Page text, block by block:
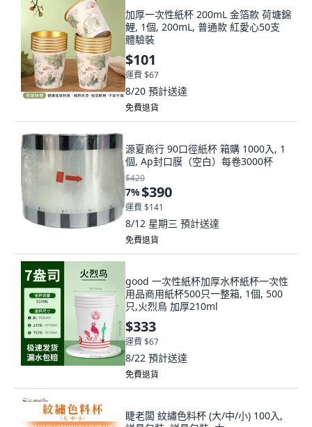
加厚一次性紙杯 200mL 金箔款 荷塘錦
鯉, 1個, 200mL, 普通款 紅愛心50支
體驗裝
$101
運費 $67
8/20 預計送達
免費退貨
源夏商行 90口徑紙杯 箱購 1000入, 1
個, Ap封口膜（空白）每卷3000杯
$420
7%$390
運費 $141
8/12 星期三 預計送達
免費退貨
good 一次性紙杯加厚水杯紙杯一次性
用品商用紙杯500只一整箱, 1個, 500
只,火烈鳥 加厚210ml
$333
運費 $67
8/22 預計送達
免費退貨
睫老闆 紋繡色料杯 (大/中/小) 100入,